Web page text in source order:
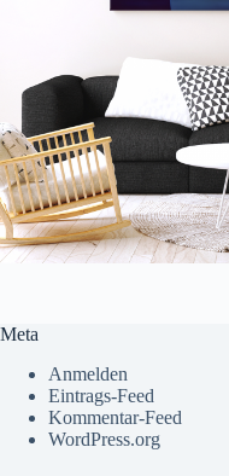
Meta
Anmelden
Eintrags-Feed
Kommentar-Feed
WordPress.org